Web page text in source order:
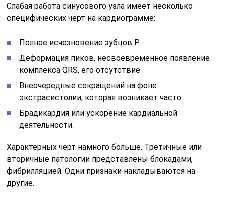
Слабая работа синусового узла имеет несколько
специфических черт на кардиограмме:
Полное исчезновение зубцов P.
Деформация пиков, несвоевременное появление
комплекса QRS, его отсутствие.
Внеочередные сокращений на фоне
экстрасистолии, которая возникает часто.
Брадикардия или ускорение кардиальной
деятельности.
Характерных черт намного больше. Третичные или
вторичные патологии представлены блокадами,
фибрилляцией. Одни признаки накладываются на
другие.